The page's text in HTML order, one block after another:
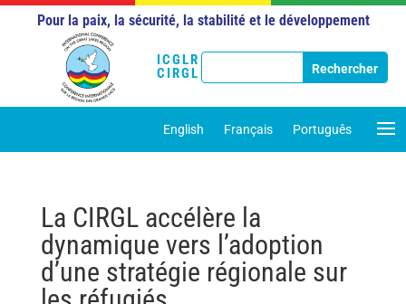
ICGLR
CIRGL
Pour la paix, la sécurité, la stabilité et le développement
English Français Português
La CIRGL accélère la
dynamique vers l’adoption
d’une stratégie régionale sur